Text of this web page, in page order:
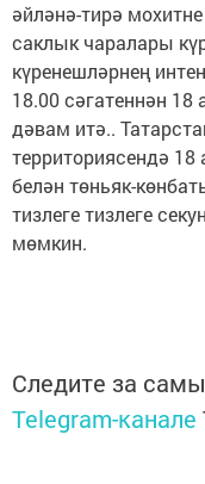
әйләнә-тирә
саклык чаралары
күренешләрнең
18.00 сәгатеннән 18
дәвам итә..
территориясендә
белән төньяк-
тизлеге тизлеге
мөмкин.
Следите за
Telegram-канале